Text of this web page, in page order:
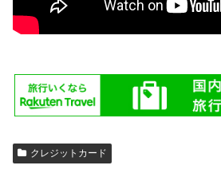
クレジットカード